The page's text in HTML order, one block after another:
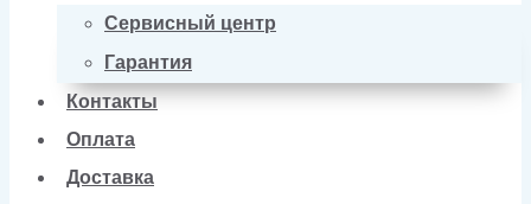
Сервисный центр
Гарантия
Контакты
Оплата
Доставка